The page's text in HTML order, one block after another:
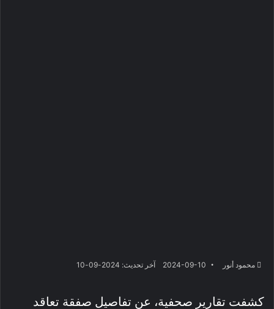
محمود أنور 2024-09-10 آخر تحديث: 2024-09-10
كشفت تقارير صحفية، عن تفاصيل صفقة تعاقد